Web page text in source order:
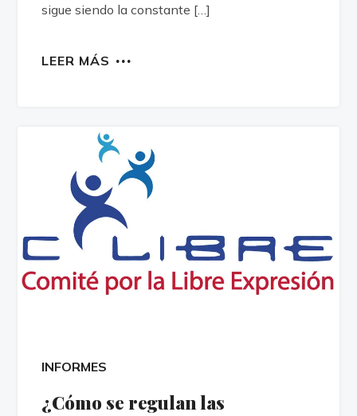
sigue siendo la constante […]
LEER MÁS
INFORMES
¿Cómo se regulan las